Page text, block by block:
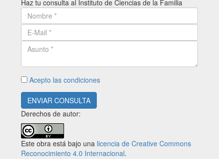
Haz tu consulta al Instituto de Ciencias de la Familia
Acepto las condiciones
ENVIAR CONSULTA
Derechos de autor:
Este obra está bajo una licencia de Creative Commons
Reconocimiento 4.0 Internacional.